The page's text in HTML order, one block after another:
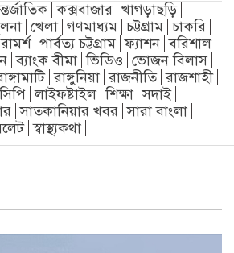
কক্সবাজার খাগড়াছড়ি
খেলা গণমাধ্যম চট্টগ্রাম চাকরি
পার্বত্য চট্টগ্রাম ফ্যাশন বরিশাল
ব্যাংক বীমা ভিডিও ভোজন বিলাস
রাঙ্গুনিয়া রাজনীতি রাজশাহী
লাইফষ্টাইল শিক্ষা সদাই
সাতকানিয়ার খবর সারা বাংলা
স্বাস্থ্যকথা